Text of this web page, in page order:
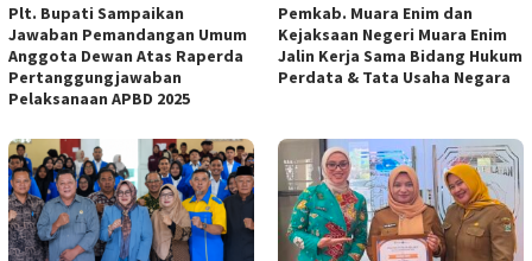
Plt. Bupati Sampaikan
Jawaban Pemandangan Umum
Anggota Dewan Atas Raperda
Pertanggungjawaban
Pelaksanaan APBD 2025
Pemkab. Muara Enim dan
Kejaksaan Negeri Muara Enim
Jalin Kerja Sama Bidang Hukum
Perdata & Tata Usaha Negara